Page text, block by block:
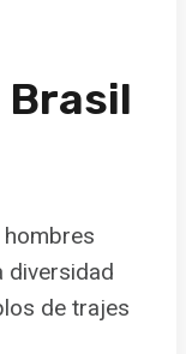
Brasil
diversidad
de trajes